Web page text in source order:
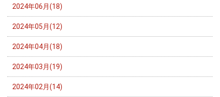
2024年06月(18)
2024年05月(12)
2024年04月(18)
2024年03月(19)
2024年02月(14)